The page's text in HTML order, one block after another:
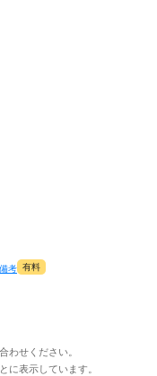
備考 有料
わせください。
に表示しています。